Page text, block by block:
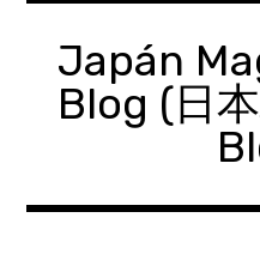
Japán
Blog (日